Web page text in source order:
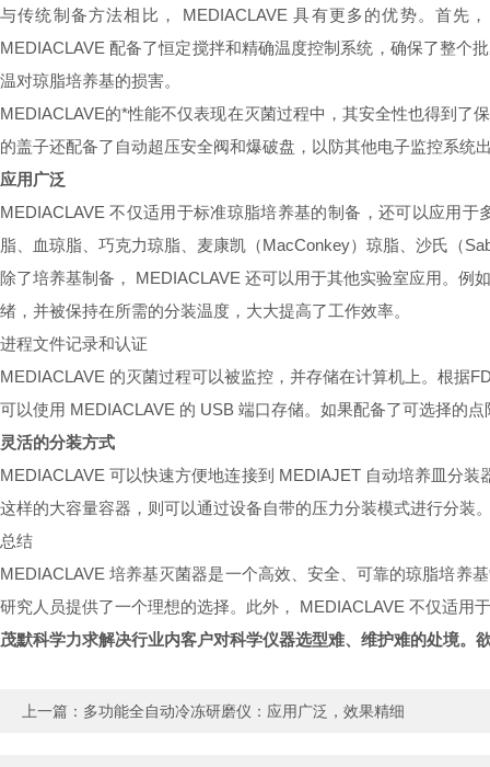
与传统制备方法相比， MEDIACLAVE 具有更多的优势。首先
MEDIACLAVE 配备了恒定搅拌和精确温度控制系统，确保了整个
温对琼脂培养基的损害。
MEDIACLAVE的*性能不仅表现在灭菌过程中，其安全性也得到了
的盖子还配备了自动超压安全阀和爆破盘，以防其他电子监控系统
应用广泛
MEDIACLAVE 不仅适用于标准琼脂培养基的制备，还可以应用
脂、血琼脂、巧克力琼脂、麦康凯（MacConkey）琼脂、沙氏（
除了培养基制备， MEDIACLAVE 还可以用于其他实验室应用。
绪，并被保持在所需的分装温度，大大提高了工作效率。
进程文件记录和认证
MEDIACLAVE 的灭菌过程可以被监控，并存储在计算机上。根据
可以使用 MEDIACLAVE 的 USB 端口存储。如果配备了可选择的
灵活的分装方式
MEDIACLAVE 可以快速方便地连接到 MEDIAJET 自动培养皿分
这样的大容量容器，则可以通过设备自带的压力分装模式进行分装
总结
MEDIACLAVE 培养基灭菌器是一个高效、安全、可靠的琼脂培养
研究人员提供了一个理想的选择。此外， MEDIACLAVE 不仅适用
茂默科学力求解决行业内客户对科学仪器选型难、维护难的处境。
上一篇： 多功能全自动冷冻研磨仪：应用广泛，效果精细